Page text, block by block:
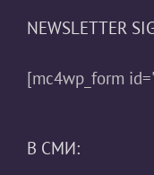
NEWSLETTER
[mc4wp_form
В СМИ: